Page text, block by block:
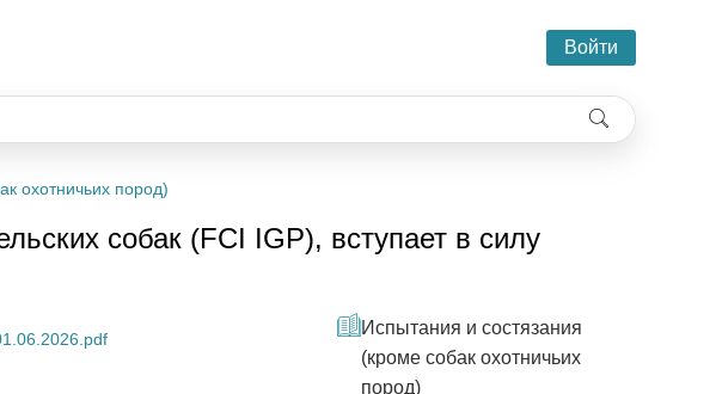
Войти
охотничьих пород)
собак (FCI IGP), вступает в силу
Испытания и состязания
(кроме собак охотничьих
пород)